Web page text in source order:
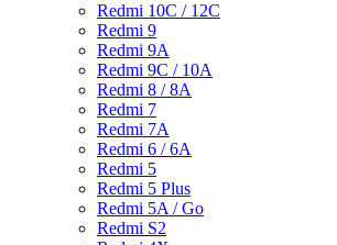
Redmi 10C / 12C
Redmi 9
Redmi 9A
Redmi 9C / 10A
Redmi 8 / 8A
Redmi 7
Redmi 7A
Redmi 6 / 6A
Redmi 5
Redmi 5 Plus
Redmi 5A / Go
Redmi S2